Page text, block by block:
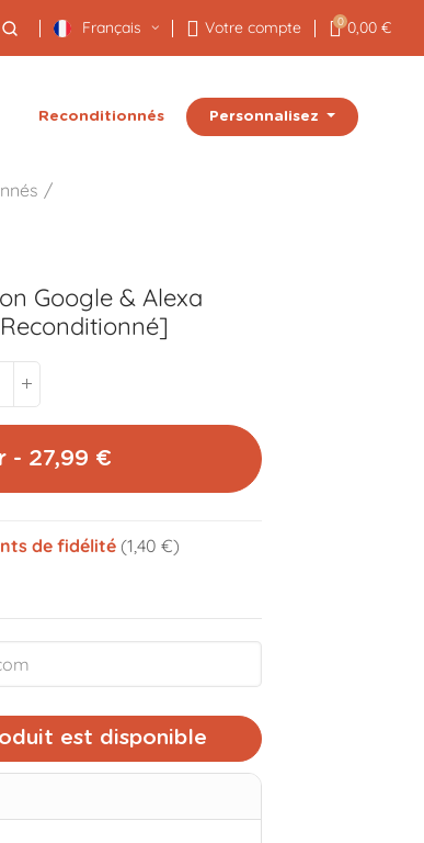
Français Votre compte 0 0,00 €
Reconditionnés Personnalisez
volume_off
Google & Alexa
- 27,99 €
de fidélité (1,40 €)
est disponible